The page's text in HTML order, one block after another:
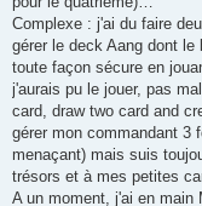
Complexe : j'ai du faire
gérer le deck Aang dont
toute façon sécure en
j'aurais pu le jouer, pas
card, draw two card and
gérer mon commandant 3
menaçant) mais suis
trésors et à mes petites
A un moment, j'ai en main